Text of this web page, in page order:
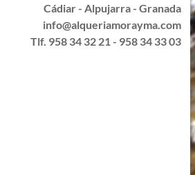
Cádiar - Alpujarra - Granada
info@alqueriamorayma.com
Tlf. 958 34 32 21 - 958 34 33 03